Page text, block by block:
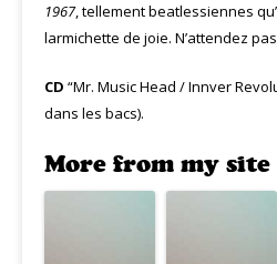
1967, tellement beatlessiennes
larmichette de joie. N’attendez
CD “Mr. Music Head / Innver
dans les bacs).
More from my site